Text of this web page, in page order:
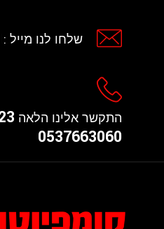
שלחו לנו מייל :
התקשר אלינו הלאה
0537663060